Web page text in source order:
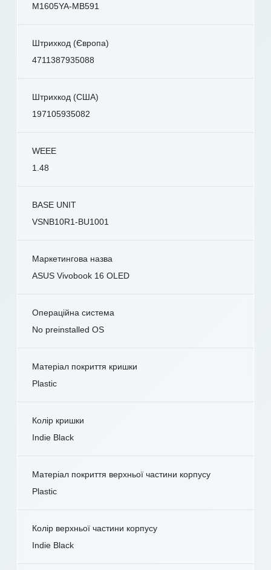
M1605YA-MB591
Штрихкод (Європа)
4711387935088
Штрихкод (США)
197105935082
WEEE
1.48
BASE UNIT
VSNB10R1-BU1001
Маркетингова назва
ASUS Vivobook 16 OLED
Операційна система
No preinstalled OS
Матеріал покриття кришки
Plastic
Колір кришки
Indie Black
Матеріал покриття верхньої частини корпусу
Plastic
Колір верхньої частини корпусу
Indie Black